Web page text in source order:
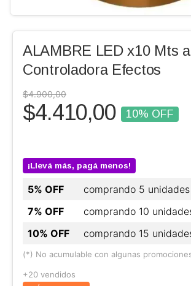
ALAMBRE LED x10 Mts
Controladora Efectos
$4.900,00
$4.410,00 10% OFF
¡Llevá más, pagá menos!
5% OFF
comprando 5
7% OFF
comprando 10
10% OFF
comprando 15
(*) No acumulable con algunas
+20 vendidos